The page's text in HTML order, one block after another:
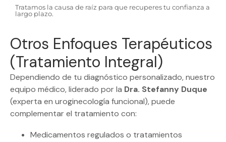
Tratamos la causa de raíz para que recuperes tu confianza a
largo plazo.
Otros Enfoques Terapéuticos
(Tratamiento Integral)
Dependiendo de tu diagnóstico personalizado, nuestro
equipo médico, liderado por la Dra. Stefanny Duque
(experta en uroginecología funcional), puede
complementar el tratamiento con:
Medicamentos regulados o tratamientos